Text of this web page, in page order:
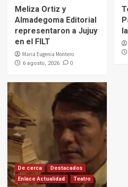
Meliza Ortiz y
Almadegoma Editorial
representaron a Jujuy
en el FILT
Maria Eugenia Montero
6 agosto, 2026 0
De cerca
Destacados
Enlace Actualidad
Teatro